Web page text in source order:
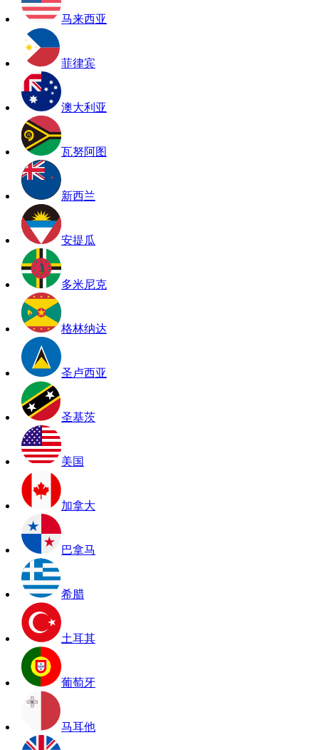
马来西亚
菲律宾
澳大利亚
瓦努阿图
新西兰
安提瓜
多米尼克
格林纳达
圣卢西亚
圣基茨
美国
加拿大
巴拿马
希腊
土耳其
葡萄牙
马耳他